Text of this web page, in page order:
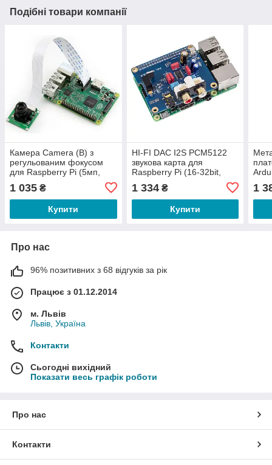
Подібні товари компанії
Камера Camera (B) з
регульованим фокусом
для Raspberry Pi (5мп,
1 035 ₴
Купити
HI-FI DAC I2S PCM5122
звукова карта для
Raspberry Pi (16-32bit,
1 334₴
Купити
1
Про нас
96% позитивних з 68 відгуків за рік
Працює з 01.12.2014
м. Львів
Львів, Україна
Контакти
Сьогодні вихідний
Показати весь графік роботи
Про нас
Контакти